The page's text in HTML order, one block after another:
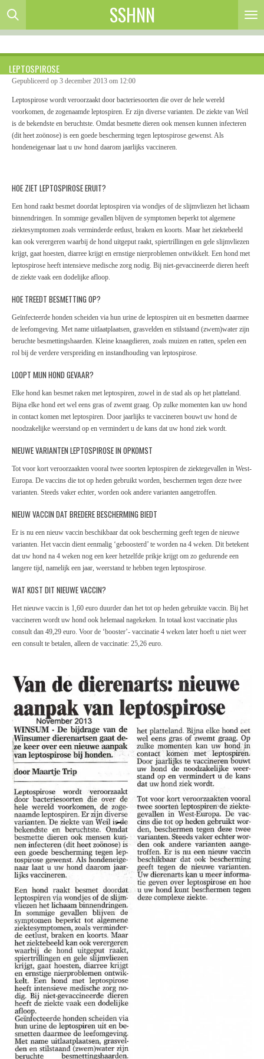
Ga
direct
naar
hoofdinhoud
SSHNN
LEPTOSPIROSE
Gepubliceerd op 3 december 2013 om 12:00
Leptospirose wordt veroorzaakt door bacteriesoorten die over de hele wereld
voorkomen, de zogenaamde leptospiren. Er zijn diverse varianten. De ziekte van Weil
is de bekendste en beruchtste. Omdat besmette dieren ook mensen kunnen infecteren
(dit heet zoönose) is een goede bescherming tegen leptospirose gewenst. Als
hondeneigenaar laat u uw hond daarom jaarlijks vaccineren.
HOE ZIET LEPTOSPIROSE ERUIT?
Een hond raakt besmet doordat leptospiren via wondjes of de slijmvliezen het lichaam
binnendringen. In sommige gevallen blijven de symptomen beperkt tot algemene
ziektesymptomen zoals verminderde eetlust, braken en koorts. Maar het ziektebeeld
kan ook verergeren waarbij de hond uitgeput raakt, spiertrillingen en gele slijmvliezen
krijgt, gaat hoesten, diarree krijgt en ernstige nierproblemen ontwikkelt. Een hond met
leptospirose heeft intensieve medische zorg nodig. Bij niet-gevaccineerde dieren heeft
de ziekte vaak een dodelijke afloop.
HOE TREEDT BESMETTING OP?
Geïnfecteerde honden scheiden via hun urine de leptospiren uit en besmetten daarmee
de leefomgeving. Met name uitlaatplaatsen, grasvelden en stilstaand (zwem)water zijn
beruchte besmettingshaarden. Kleine knaagdieren, zoals muizen en ratten, spelen een
rol bij de verdere verspreiding en instandhouding van leptospirose.
LOOPT MIJN HOND GEVAAR?
Elke hond kan besmet raken met leptospiren, zowel in de stad als op het platteland.
Bijna elke hond eet wel eens gras of zwemt graag. Op zulke momenten kan uw hond
in contact komen met leptospiren. Door jaarlijks te vaccineren bouwt uw hond de
noodzakelijke weerstand op en vermindert u de kans dat uw hond ziek wordt.
NIEUWE VARIANTEN LEPTOSPIROSE IN OPKOMST
Tot voor kort veroorzaakten vooral twee soorten leptospiren de ziektegevallen in West-
Europa. De vaccins die tot op heden gebruikt worden, beschermen tegen deze twee
varianten. Steeds vaker echter, worden ook andere varianten aangetroffen.
NIEUW VACCIN DAT BREDERE BESCHERMING BIEDT
Er is nu een nieuw vaccin beschikbaar dat ook bescherming geeft tegen de nieuwe
varianten. Het vaccin dient eenmalig ‘geboosterd’ te worden na 4 weken. Dit betekent
dat uw hond na 4 weken nog een keer hetzelfde prikje krijgt om zo gedurende een
langere tijd, namelijk een jaar, weerstand te hebben tegen leptospirose.
WAT KOST DIT NIEUWE VACCIN?
Het nieuwe vaccin is 1,60 euro duurder dan het tot op heden gebruikte vaccin. Bij het
vaccineren wordt uw hond ook helemaal nagekeken. In totaal kost vaccinatie plus
consult dan 49,29 euro. Voor de ‘booster’- vaccinatie 4 weken later hoeft u niet weer
een consult te betalen, alleen de vaccinatie: 25,26 euro.